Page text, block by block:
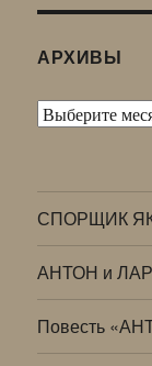
АРХИВЫ
Архивы
СПОРЩИК
АНТОН и
Повесть